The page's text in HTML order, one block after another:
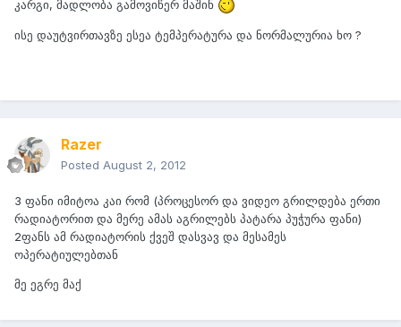
კარგი, მადლობა გამოვიწერ მაშინ
ისე დაუტვირთავზე ესეა ტემპერატურა და ნორმალურია ხო ?
Razer
Posted August 2, 2012
3 ფანი იმიტოა კაი რომ (პროცესორ და ვიდეო გრილდება ერთი
რადიატორით და მერე ამას აგრილებს პატარა პუჭურა ფანი)
2ფანს ამ რადიატორის ქვეშ დასვავ და მესამეს
ოპერატიულებთან
მე ეგრე მაქ